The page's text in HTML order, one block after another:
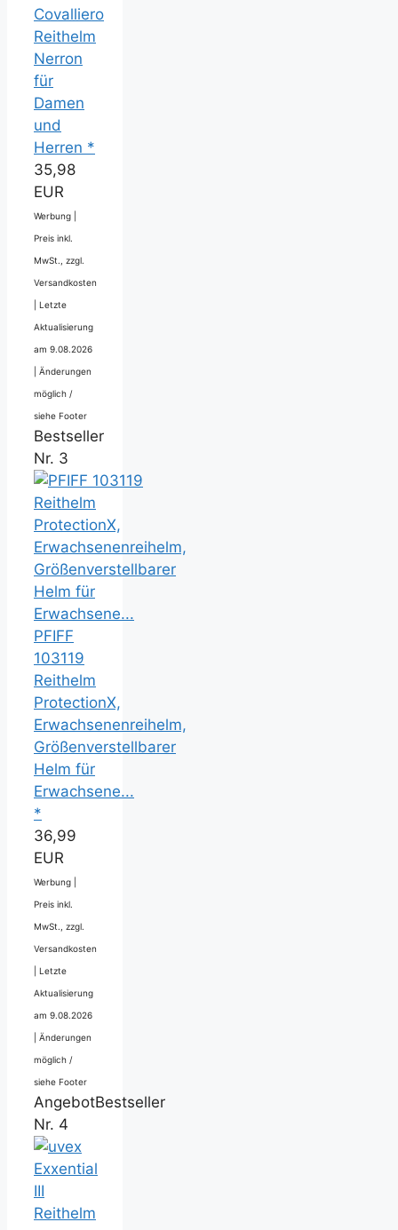
Covalliero
Reithelm
Nerron
für
Damen
und
Herren *
35,98
EUR
Werbung |
Preis inkl.
MwSt., zzgl.
Versandkosten
Letzte
Aktualisierung
am 9.08.2026
Änderungen
möglich /
siehe Footer
Bestseller
Nr. 3
PFIFF
103119
Reithelm
ProtectionX,
Erwachsenenreihelm,
Größenverstellbarer
Helm für
Erwachsene...
*
36,99
EUR
Werbung |
Preis inkl.
MwSt., zzgl.
Versandkosten
Letzte
Aktualisierung
am 9.08.2026
Änderungen
möglich /
siehe Footer
AngebotBestseller
Nr. 4